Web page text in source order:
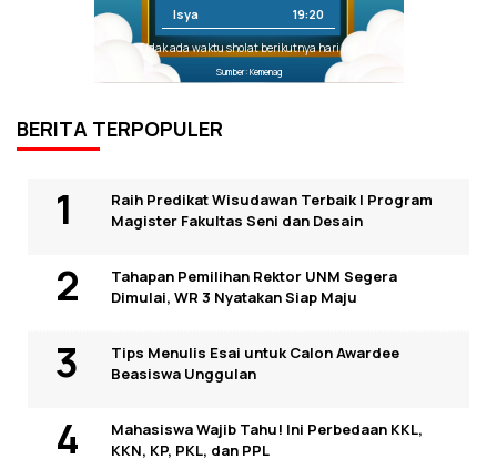
Isya 19:20
Tidak ada waktu sholat berikutnya hari ini.
Sumber: Kemenag
BERITA TERPOPULER
Raih Predikat Wisudawan Terbaik I Program
Magister Fakultas Seni dan Desain
Tahapan Pemilihan Rektor UNM Segera
Dimulai, WR 3 Nyatakan Siap Maju
Tips Menulis Esai untuk Calon Awardee
Beasiswa Unggulan
Mahasiswa Wajib Tahu! Ini Perbedaan KKL,
KKN, KP, PKL, dan PPL